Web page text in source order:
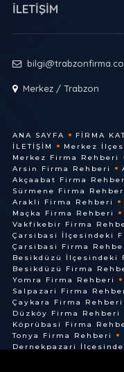
İLETİŞİM
Merkez / Trabzon
ANA SAYFA FIRMA
İLETIŞIM
Merkez
Merkez Firma Rehberi
Arsin Firma Rehberi
Akçaabat Firma
Sürmene Firma
Arakli Firma Rehberi
Maçka Firma Rehberi
Vakfikebir Firma
Çarsibasi İlçesindeki
Çarsibasi Firma
Besikdüzü İlçesindeki
Besikdüzü Firma
Yomra Firma Rehberi
Salpazari Firma
Çaykara Firma Rehberi
Düzköy Firma Rehberi
Köprübasi Firma
Tonya Firma Rehberi
Dernekpazari